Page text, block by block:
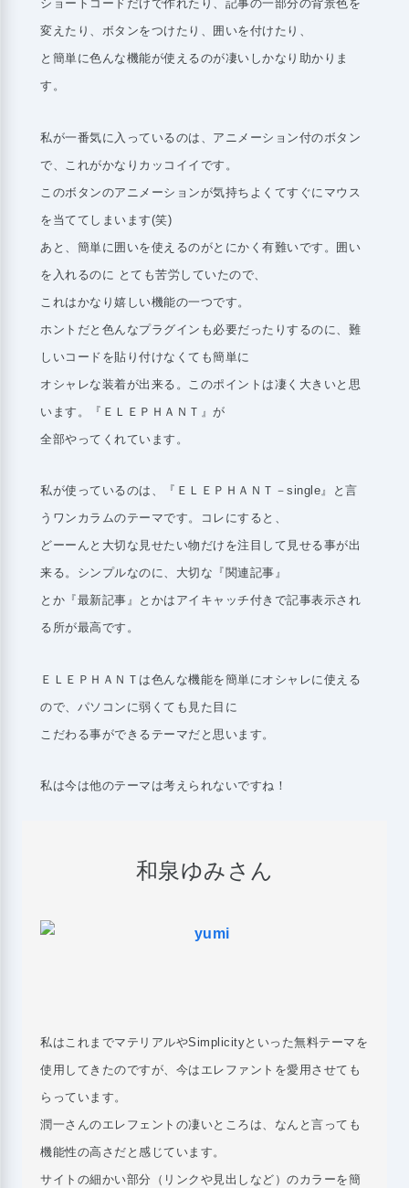
ショートコードだけで作れたり、記事の一部分の背景色を
変えたり、ボタンをつけたり、囲いを付けたり、
と簡単に色んな機能が使えるのが凄いしかなり助かりま
す。
私が一番気に入っているのは、アニメーション付のボタン
で、これがかなりカッコイイです。
このボタンのアニメーションが気持ちよくてすぐにマウス
を当ててしまいます(笑)
あと、簡単に囲いを使えるのがとにかく有難いです。囲い
を入れるのに とても苦労していたので、
これはかなり嬉しい機能の一つです。
ホントだと色んなプラグインも必要だったりするのに、難
しいコードを貼り付けなくても簡単に
オシャレな装着が出来る。このポイントは凄く大きいと思
います。『ＥＬＥＰＨＡＮＴ』が
全部やってくれています。
私が使っているのは、『ＥＬＥＰＨＡＮＴ－single』と言
うワンカラムのテーマです。コレにすると、
どーーんと大切な見せたい物だけを注目して見せる事が出
来る。シンプルなのに、大切な『関連記事』
とか『最新記事』とかはアイキャッチ付きで記事表示され
る所が最高です。
ＥＬＥＰＨＡＮＴは色んな機能を簡単にオシャレに使える
ので、パソコンに弱くても見た目に
こだわる事ができるテーマだと思います。
私は今は他のテーマは考えられないですね！
和泉ゆみさん
私はこれまでマテリアルやSimplicityといった無料テーマを
使用してきたのですが、今はエレファントを愛用させても
らっています。
潤一さんのエレフェントの凄いところは、なんと言っても
機能性の高さだと感じています。
サイトの細かい部分（リンクや見出しなど）のカラーを簡